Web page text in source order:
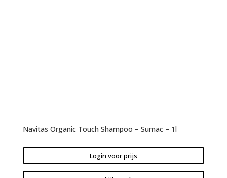
Navitas Organic Touch Shampoo – Sumac – 1l
Login voor prijs